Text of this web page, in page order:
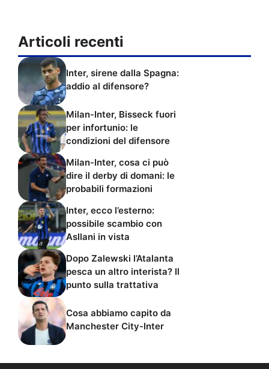
Articoli recenti
Inter, sirene dalla Spagna:
addio al difensore?
Milan-Inter, Bisseck fuori
per infortunio: le
condizioni del difensore
Milan-Inter, cosa ci può
dire il derby di domani: le
probabili formazioni
Inter, ecco l’esterno:
possibile scambio con
Asllani in vista
Dopo Zalewski l’Atalanta
pesca un altro interista? Il
punto sulla trattativa
Cosa abbiamo capito da
Manchester City-Inter